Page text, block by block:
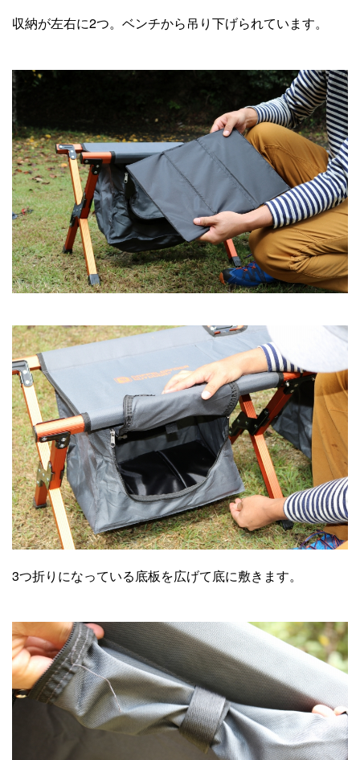
収納が左右に2つ。ベンチから吊り下げられています。
3つ折りになっている底板を広げて底に敷きます。